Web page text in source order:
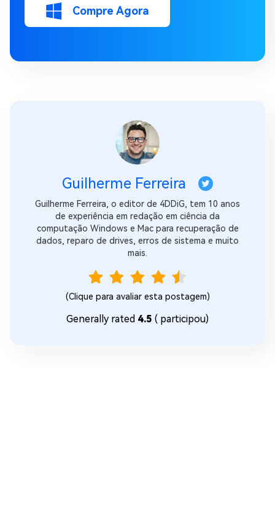
Compre Agora
Guilherme Ferreira
Guilherme Ferreira, o editor de 4DDiG, tem 10 anos
de experiência em redação em ciência da
computação Windows e Mac para recuperação de
dados, reparo de drives, erros de sistema e muito
mais.
(Clique para avaliar esta postagem)
Generally rated 4.5 ( participou)